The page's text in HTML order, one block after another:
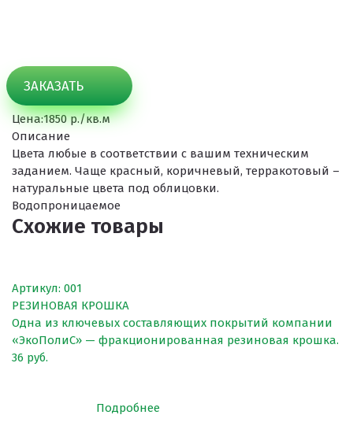
ПРОЕКТНЫЕ РЕШЕНИЯ ВОДОНЕПРОНИЦАЕМЫХ
ПРОЕКТНЫЕ РЕШЕНИЯ СПОРТИВНЫХ ПЛОЩАДОК
ПРОЕКТНЫЕ РЕШЕНИЯ ДЕТСКИХ ПЛОЩАДОК
Решение компании “Экополис” под Приказ №1134
Антискользящее покрытие для бассейна
Покрытие для отмостки
ЗАКАЗАТЬ
Цена:1850 р./кв.м
Описание
Цвета любые в соответствии с вашим техническим
заданием. Чаще красный, коричневый, терракотовый –
натуральные цвета под облицовки.
Водопроницаемое
Схожие товары
Артикул: 001
РЕЗИНОВАЯ КРОШКА
Одна из ключевых составляющих покрытий компании
«ЭкоПолиС» — фракционированная резиновая крошка.
36 руб.
Подробнее